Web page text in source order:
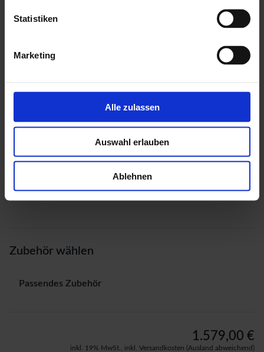
Statistiken
Marketing
Alle zulassen
Auswahl erlauben
Ablehnen
Zubehör wählen
Passendes Zubehör
1.579,00 €
inkl. 19% MwSt., inkl. Versandkosten (Ausland abweichend)